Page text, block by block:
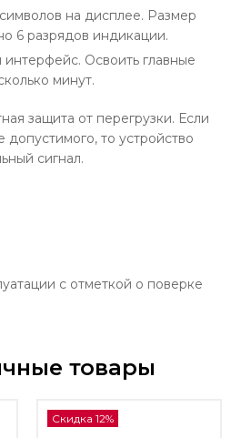
на дисплее. Размер
6 разрядов индикации.
Освоить главные
минут.
защита от перегрузки. Если
то устройство
сигнал.
с отметкой о поверке
товары
Скидка 12%